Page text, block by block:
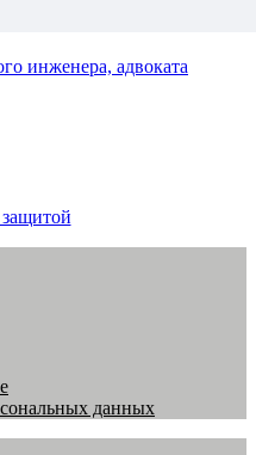
инженера, адвоката
данных